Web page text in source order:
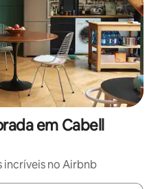
em Cabell
incríveis no Airbnb